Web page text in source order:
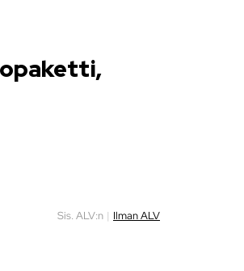
Sis. ALV:n | Ilman ALV